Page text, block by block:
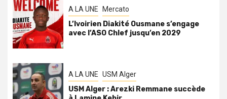
A LA UNE Mercato
L’Ivoirien Diakité Ousmane s’engage
avec l’ASO Chlef jusqu’en 2029
A LA UNE USM Alger
USM Alger : Arezki Remmane succède